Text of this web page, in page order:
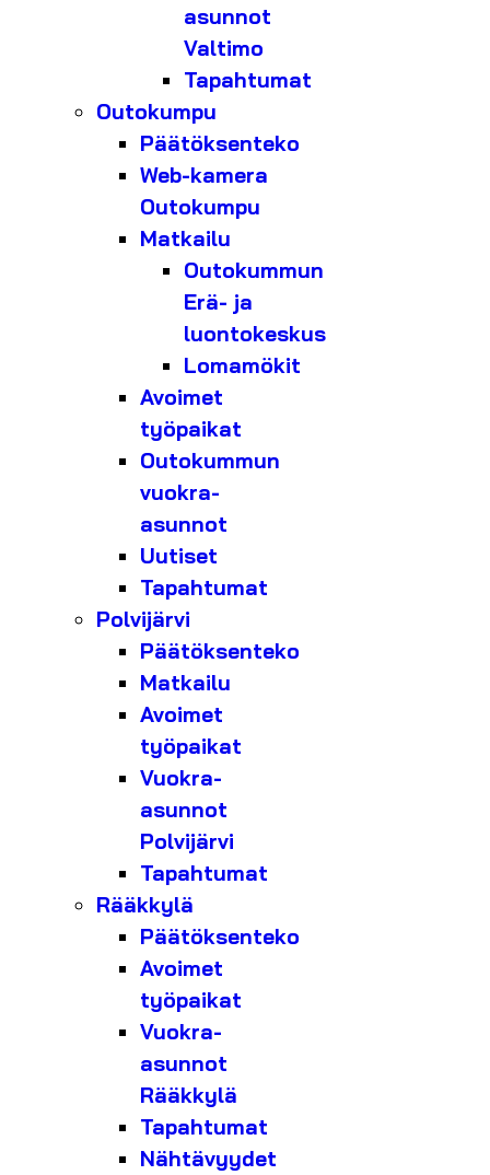
asunnot
Valtimo
Tapahtumat
Outokumpu
Päätöksenteko
Web-kamera
Outokumpu
Matkailu
Outokummun
Erä- ja
luontokeskus
Lomamökit
Avoimet
työpaikat
Outokummun
vuokra-
asunnot
Uutiset
Tapahtumat
Polvijärvi
Päätöksenteko
Matkailu
Avoimet
työpaikat
Vuokra-
asunnot
Polvijärvi
Tapahtumat
Rääkkylä
Päätöksenteko
Avoimet
työpaikat
Vuokra-
asunnot
Rääkkylä
Tapahtumat
Nähtävyydet